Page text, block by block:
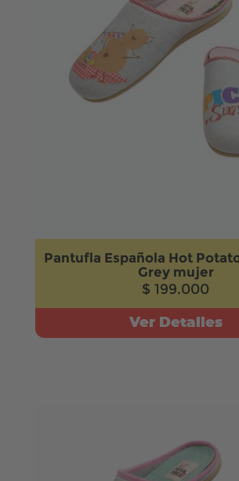
Pantufla Española Hot
Grey mujer
$ 199.000
Ver Detalles